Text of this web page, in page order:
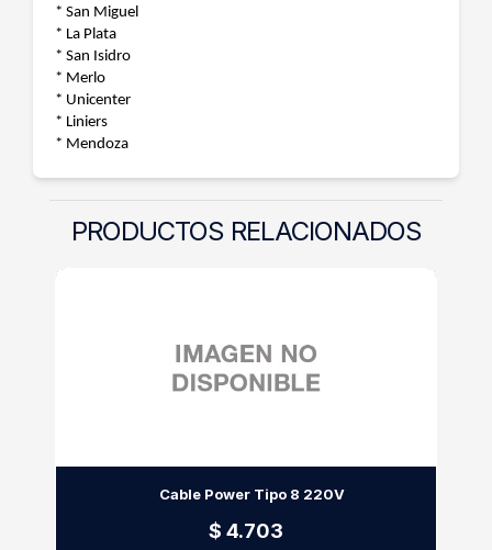
* San Miguel
* La Plata
* San Isidro
* Merlo
* Unicenter
* Liniers
* Mendoza
PRODUCTOS RELACIONADOS
Cable Power Tipo 8 220V
$ 4.703